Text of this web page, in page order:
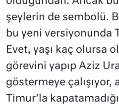
şeylerin de sembolü.
bu yeni versiyonunda
Evet, yaşı kaç olursa
görevini yapıp Aziz
göstermeye çalışıyor,
Timur’la